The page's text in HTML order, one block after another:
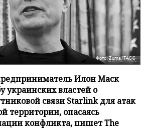
Фото: Zuma/ТАСС
Илон Маск
украинских властей о
связи Starlink для атак
территории, опасаясь
конфликта, пишет The